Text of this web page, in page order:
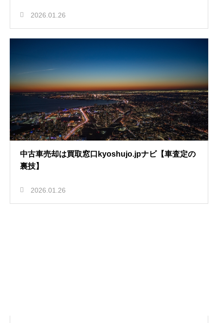
2026.01.26
中古車売却は買取窓口kyoshujo.jpナビ【車査定の
裏技】
2026.01.26